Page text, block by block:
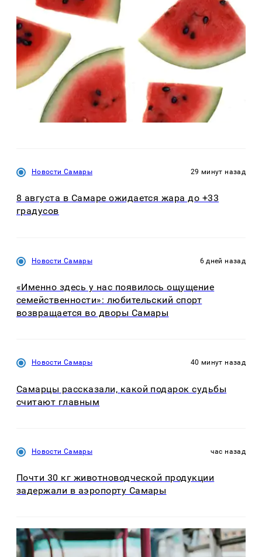
Новости Самары 29 минут назад
8 августа в Самаре ожидается жара до +33
градусов
Новости Самары 6 дней назад
«Именно здесь у нас появилось ощущение
семейственности»: любительский спорт
возвращается во дворы Самары
Новости Самары 40 минут назад
Самарцы рассказали, какой подарок судьбы
считают главным
Новости Самары час назад
Почти 30 кг животноводческой продукции
задержали в аэропорту Самары